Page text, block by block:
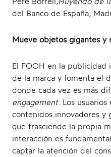
del Banco de España,
Mueve objetos gigantes y
El FOOH en la publicidad
de la marca y fomenta el
donde cada vez es más
engagement. Los
contenidos innovadores y
que trasciende la propia
interacción es
captar la atención del